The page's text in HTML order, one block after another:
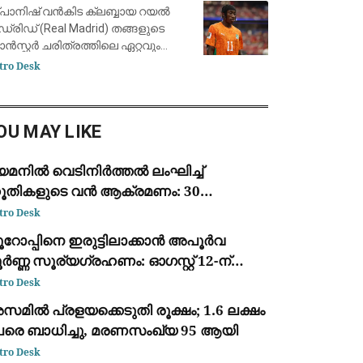
ബെർണബ്യൂവിൽ
വൻകിട ക്ലബ്ബായ റയൽ
(Real Madrid) തങ്ങളുടെ
ചരിത്രത്തിലെ ഏറ്റവും
തുക നൽകി ഐവറി കോസ്റ്റ്
Desk
MAY LIKE
വെടിനിർത്തൽ ലംഘിച്ച്
വൻ ആക്രമണം: 30
കൊല്ലപ്പെട്ടു; 2022-ന്
ഏറ്റവും വലിയ ഏറ്റുമുട്ടൽ
Desk
ഇരുട്ടിലാക്കാൻ അപൂർവ
സൂര്യഗ്രഹണം: ഓഗസ്റ്റ് 12-ന്
പ്രകൃതിയുടെ വിസ്മയക്കാഴ്ച
Desk
പ്രളയക്കെടുതി രൂക്ഷം; 1.6 ലക്ഷം
ബാധിച്ചു, മരണസംഖ്യ 95 ആയി
Desk